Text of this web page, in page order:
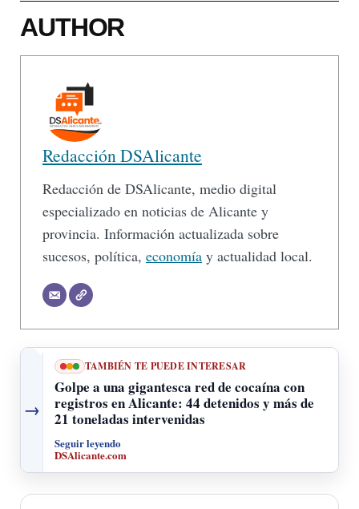
AUTHOR
Redacción DSAlicante
Redacción de DSAlicante, medio digital
especializado en noticias de Alicante y
provincia. Información actualizada sobre
sucesos, política, economía y actualidad local.
→
TAMBIÉN TE PUEDE INTERESAR
Golpe a una gigantesca red de cocaína con
registros en Alicante: 44 detenidos y más de
21 toneladas intervenidas
Seguir leyendo
DSAlicante.com